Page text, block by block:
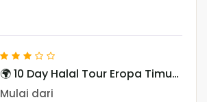
🌍 10 Day Halal Tour Eropa Timur
Periode Oktober & November
Mulai dari